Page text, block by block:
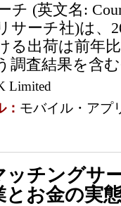
(英文名:
サーチ社)は、
る出荷は前年
調査結果を含
Limited
モバイル・アプ
ッチングサ
とお金の実